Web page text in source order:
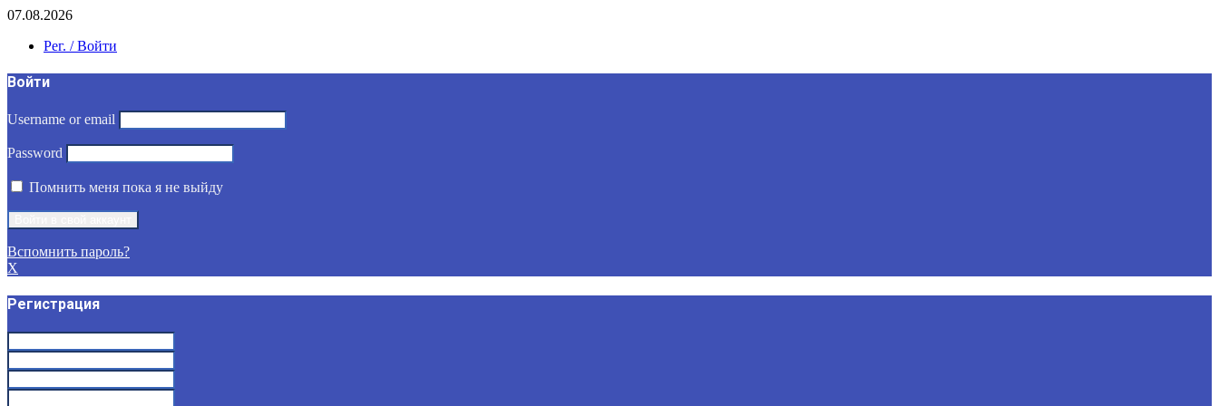
07.08.2026
Рег. / Войти
Войти
Username or email
Password
Помнить меня пока я не выйду
Вспомнить пароль?
X
Регистрация